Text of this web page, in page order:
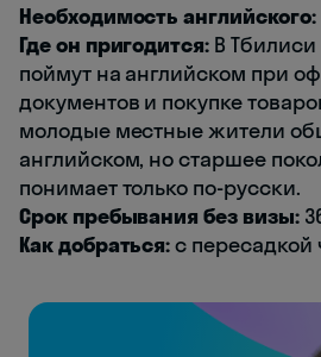
Необходимость английского:
Где он пригодится: В
поймут на английском при
документов и покупке
молодые местные жители
английском, но старшее
понимает только по-русски.
Срок пребывания без визы:
Как добраться:с пересадкой